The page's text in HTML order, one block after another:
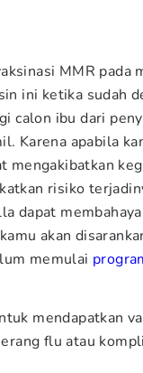
MMR pada
ini ketika sudah
calon ibu dari
Karena apabila
mengakibatkan
risiko
dapat
akan
memulai
mendapatkan
flu atau